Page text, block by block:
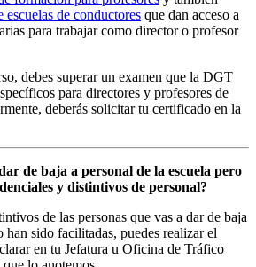
escuelas de conductores que dan acceso a
para trabajar como director o profesor
debes superar un examen que la DGT
para directores y profesores de
deberás solicitar tu certificado en la
de baja a personal de la escuela pero
y distintivos de personal?
de las personas que vas a dar de baja
han sido facilitadas, puedes realizar el
en tu Jefatura u Oficina de Tráfico